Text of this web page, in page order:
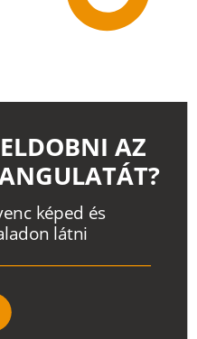
enc képed és
ladon látni
AZ